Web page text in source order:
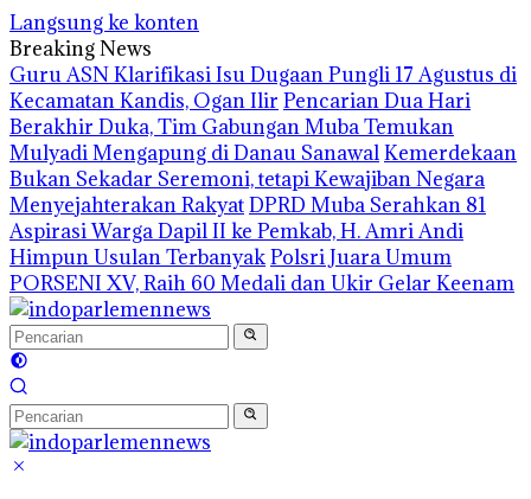
Langsung ke konten
Breaking News
Guru ASN Klarifikasi Isu Dugaan Pungli 17 Agustus di
Kecamatan Kandis, Ogan Ilir Pencarian Dua Hari
Berakhir Duka, Tim Gabungan Muba Temukan
Mulyadi Mengapung di Danau SanawalKemerdekaan
Bukan Sekadar Seremoni, tetapi Kewajiban Negara
Menyejahterakan RakyatDPRD Muba Serahkan 81
Aspirasi Warga Dapil II ke Pemkab, H. Amri Andi
Himpun Usulan TerbanyakPolsri Juara Umum
PORSENI XV, Raih 60 Medali dan Ukir Gelar Keenam